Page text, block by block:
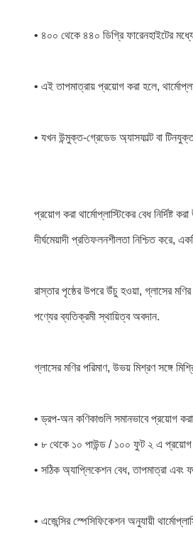
• ৪০০ থেকে ৪৪০ ডিগ্রি ফারেনহাইটের
• এই তাপমাত্রায় প্রয়োগ করা হলে,
• যখন উন্মুক্ত-গ্রেডেড অ্যাসফাল্ট বা
প্রয়োগ করা থার্মোপ্লাস্টিকের বেধ
দীর্ঘমেয়াদী প্রতিফলনশীলতা নিশ্চিত করে,
রাস্তার পৃষ্ঠের উপরে উঁচু হওয়া, গ্লাসের
পণ্যের ব্যতিক্রমী স্থায়িত্ব অবদান.
গ্লাসের মণির পরিমাণ, উভয় মিশ্রণ সঙ্গে
• ড্রপ-অন কণিকাগুলি সমানভাবে প্রয়োগ
• ৮ থেকে ১০ পাউন্ড / ১০০ ফুট ২ এ
• সঠিক অ্যাপ্লিকেশন বেধ, তাপমাত্রা এবং
• এজেন্সির স্পেসিফিকেশন অনুযায়ী